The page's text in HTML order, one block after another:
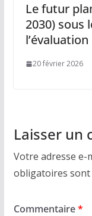
Le futur
2030) sous
l’évaluation
20 février 2026
Laisser un
Votre adresse e-
obligatoires sont
Commentaire*